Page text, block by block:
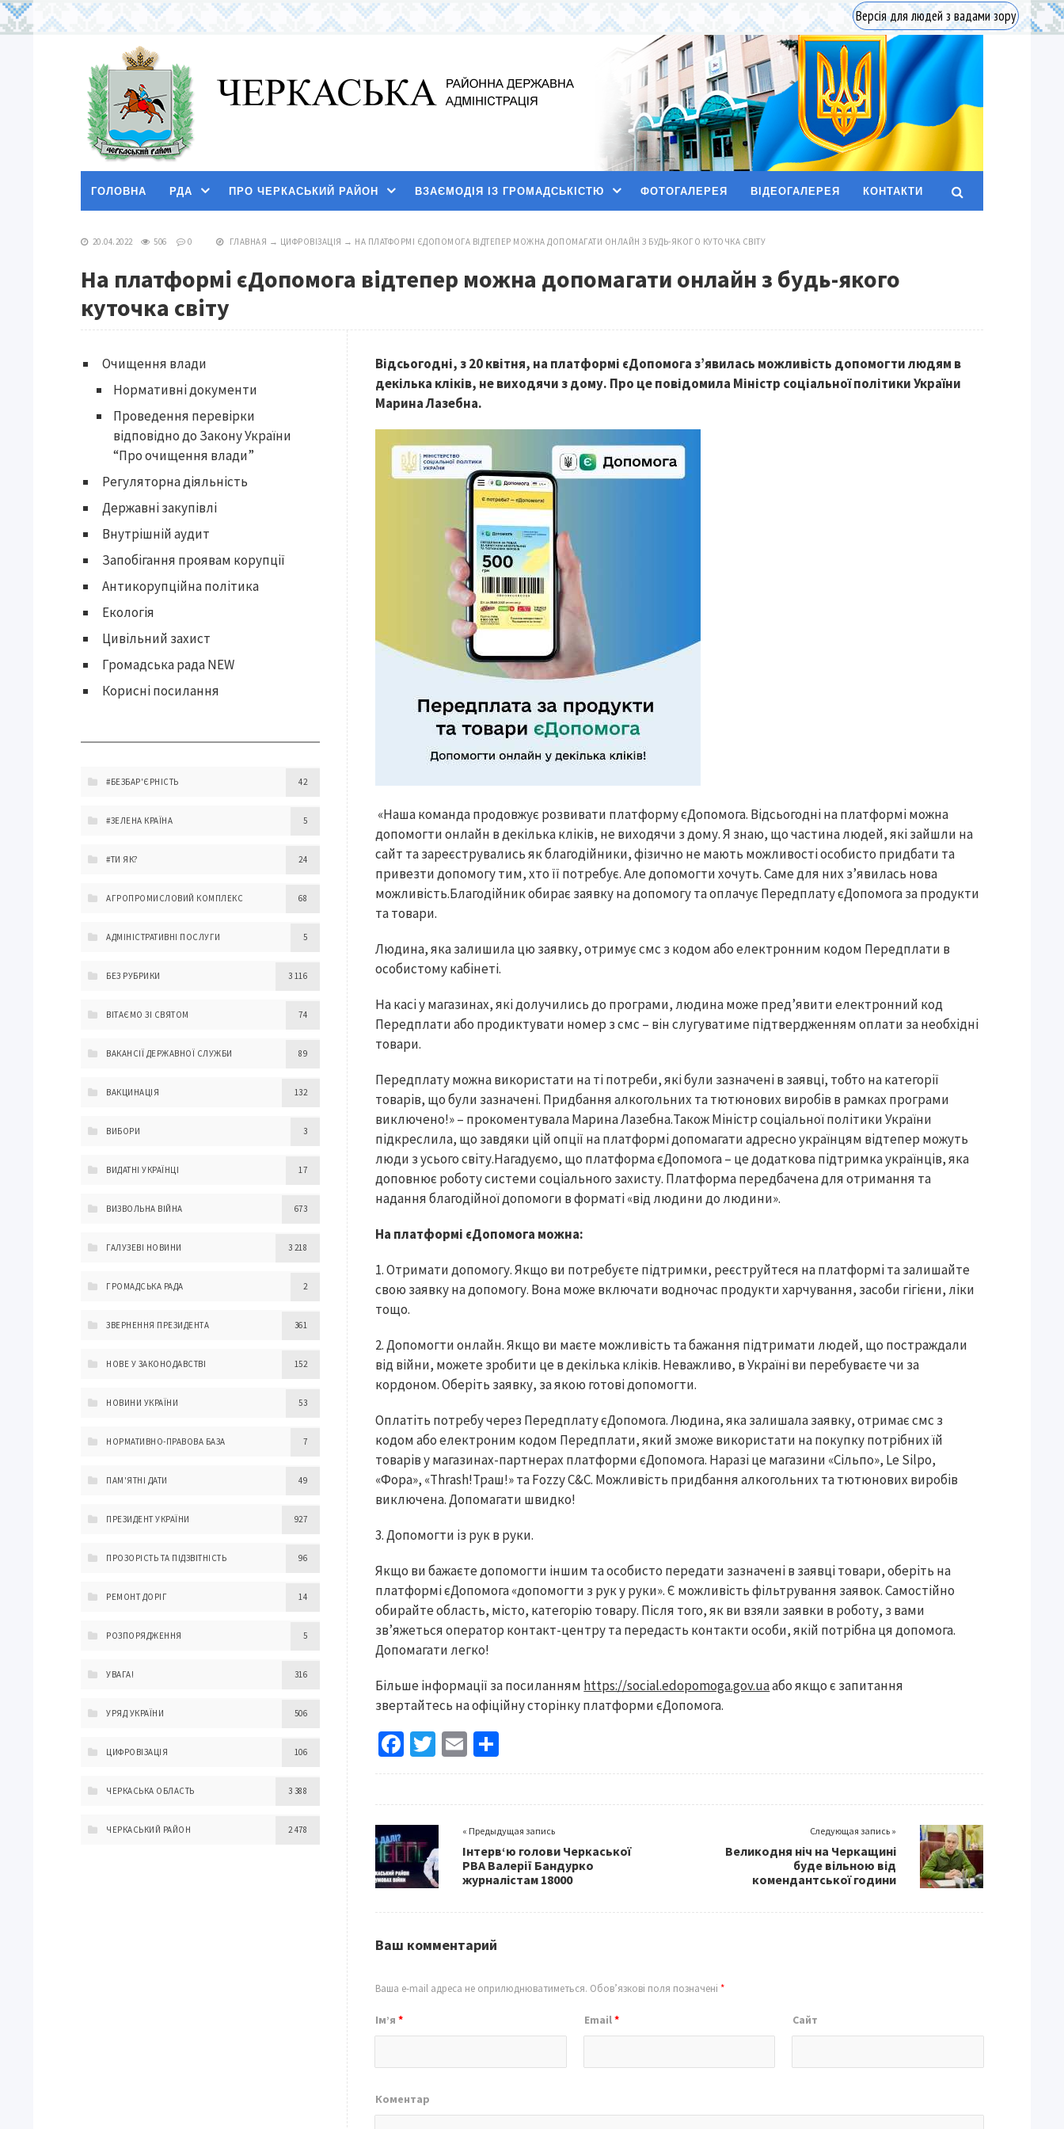
Версія для людей з вадами зору
ГОЛОВНА РДА ПРО ЧЕРКАСЬКИЙ РАЙОН ВЗАЄМОДІЯ ІЗ ГРОМАДСЬКІСТЮ ФОТОГАЛЕРЕЯ ВІДЕОГАЛЕРЕЯ КОНТАКТИ
20.04.2022 506 0 ГЛАВНАЯ → ЦИФРОВІЗАЦІЯ → НА ПЛАТФОРМІ ЄДОПОМОГА ВІДТЕПЕР МОЖНА ДОПОМАГАТИ ОНЛАЙН З БУДЬ-ЯКОГО КУТОЧКА СВІТУ
На платформі єДопомога відтепер можна допомагати онлайн з будь-якого
куточка світу
Відсьогодні, з 20 квітня, на платформі єДопомога з’явилась можливість допомогти людям в
декілька кліків, не виходячи з дому. Про це повідомила Міністр соціальної політики України
Марина Лазебна.
«Наша команда продовжує розвивати платформу єДопомога. Відсьогодні на платформі можна
допомогти онлайн в декілька кліків, не виходячи з дому. Я знаю, що частина людей, які зайшли на
сайт та зареєструвались як благодійники, фізично не мають можливості особисто придбати та
привезти допомогу тим, хто її потребує. Але допомогти хочуть. Саме для них з’явилась нова
можливість.Благодійник обирає заявку на допомогу та оплачує Передплату єДопомога за продукти
та товари.
Людина, яка залишила цю заявку, отримує смс з кодом або електронним кодом Передплати в
особистому кабінеті.
На касі у магазинах, які долучились до програми, людина може пред’явити електронний код
Передплати або продиктувати номер з смс – він слугуватиме підтвердженням оплати за необхідні
товари.
Передплату можна використати на ті потреби, які були зазначені в заявці, тобто на категорії
товарів, що були зазначені. Придбання алкогольних та тютюнових виробів в рамках програми
виключено!» – прокоментувала Марина Лазебна.Також Міністр соціальної політики України
підкреслила, що завдяки цій опції на платформі допомагати адресно українцям відтепер можуть
люди з усього світу.Нагадуємо, що платформа єДопомога – це додаткова підтримка українців, яка
доповнює роботу системи соціального захисту. Платформа передбачена для отримання та
надання благодійної допомоги в форматі «від людини до людини».
На платформі єДопомога можна:
1. Отримати допомогу. Якщо ви потребуєте підтримки, реєструйтеся на платформі та залишайте
свою заявку на допомогу. Вона може включати водночас продукти харчування, засоби гігієни, ліки
тощо.
2. Допомогти онлайн. Якщо ви маєте можливість та бажання підтримати людей, що постраждали
від війни, можете зробити це в декілька кліків. Неважливо, в Україні ви перебуваєте чи за
кордоном. Оберіть заявку, за якою готові допомогти.
Оплатіть потребу через Передплату єДопомога. Людина, яка залишала заявку, отримає смс з
кодом або електроним кодом Передплати, який зможе використати на покупку потрібних їй
товарів у магазинах-партнерах платформи єДопомога. Наразі це магазини «Сільпо», Le Silpo,
«Фора», «Thrash!Траш!» та Fozzy C&C. Можливість придбання алкогольних та тютюнових виробів
виключена. Допомагати швидко!
3. Допомогти із рук в руки.
Якщо ви бажаєте допомогти іншим та особисто передати зазначені в заявці товари, оберіть на
платформі єДопомога «допомогти з рук у руки». Є можливість фільтрування заявок. Самостійно
обирайте область, місто, категорію товару. Після того, як ви взяли заявки в роботу, з вами
зв’яжеться оператор контакт-центру та передасть контакти особи, якій потрібна ця допомога.
Допомагати легко!
Більше інформації за посиланням https://social.edopomoga.gov.uaабо якщо є запитання
звертайтесь на офіційну сторінку платформи єДопомога.
Fa
ce
o
o
k
T
wi
er
E
m
l
h
« Предыдущая запись
Інтерв‘ю голови Черкаської
РВА Валерії Бандурко
журналістам 18000
Следующая запись »
Великодня ніч на Черкащині
буде вільною від
комендантської години
Ваш комментарий
Ваша e-mail адреса не оприлюднюватиметься. Обов’язкові поля позначені*
Ім’я* Email* Сайт
Коментар
Очищення влади
Нормативні документи
Проведення перевірки
відповідно до Закону України
“Про очищення влади”
Регуляторна діяльність
Державні закупівлі
Внутрішній аудит
Запобігання проявам корупції
Антикорупційна політика
Екологія
Цивільний захист
Громадська рада NEW
Корисні посилання
#БЕЗБАР'ЄРНІСТЬ 42
#ЗЕЛЕНА КРАЇНА 5
#ТИ ЯК? 24
АГРОПРОМИСЛОВИЙ КОМПЛЕКС 68
АДМІНІСТРАТИВНІ ПОСЛУГИ 5
БЕЗ РУБРИКИ 3 116
ВІТАЄМО ЗІ СВЯТОМ 74
ВАКАНСІЇ ДЕРЖАВНОЇ СЛУЖБИ 89
ВАКЦИНАЦІЯ 132
ВИБОРИ 3
ВИДАТНІ УКРАЇНЦІ 17
ВИЗВОЛЬНА ВІЙНА 673
ГАЛУЗЕВІ НОВИНИ 3 218
ГРОМАДСЬКА РАДА 2
ЗВЕРНЕННЯ ПРЕЗИДЕНТА 361
НОВЕ У ЗАКОНОДАВСТВІ 152
НОВИНИ УКРАЇНИ 53
НОРМАТИВНО-ПРАВОВА БАЗА 7
ПАМ'ЯТНІ ДАТИ 49
ПРЕЗИДЕНТ УКРАЇНИ 927
ПРОЗОРІСТЬ ТА ПІДЗВІТНІСТЬ 96
РЕМОНТ ДОРІГ 14
РОЗПОРЯДЖЕННЯ 5
УВАГА! 316
УРЯД УКРАЇНИ 506
ЦИФРОВІЗАЦІЯ 106
ЧЕРКАСЬКА ОБЛАСТЬ 3 388
ЧЕРКАСЬКИЙ РАЙОН 2 478